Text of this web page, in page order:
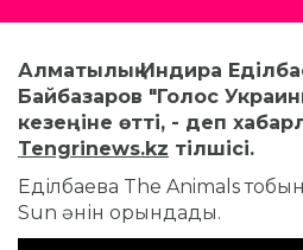
Алматылық Индира
Байбазаров "Голос
кезеңіне өтті, - деп
Tengrinews.kz тілшісі.
Еділбаева The Animals
Sun әнін орындады.